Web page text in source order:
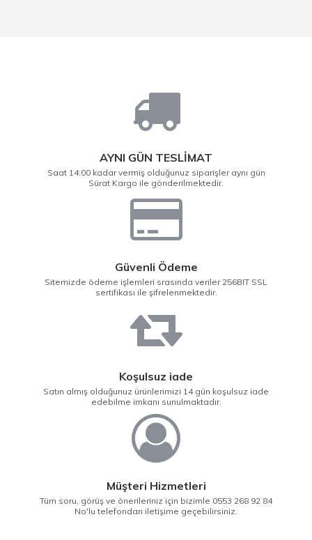
AYNI GÜN TESLİMAT
Saat 14:00 kadar vermiş olduğunuz siparişler aynı gün
Sürat Kargo ile gönderilmektedir.
Güvenli Ödeme
Sitemizde ödeme işlemleri srasında veriler 256BIT SSL
sertifikası ile şifrelenmektedir.
Koşulsuz iade
Satın almış olduğunuz ürünlerimizi 14 gün koşulsuz iade
edebilme imkanı sunulmaktadır.
Müşteri Hizmetleri
Tüm soru, görüş ve önerileriniz için bizimle 0553 268 92 84
No'lu telefondan iletişime geçebilirsiniz.